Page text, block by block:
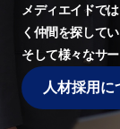
メディエイドで
く仲間を探してい
そして様々なサ
人材採用に